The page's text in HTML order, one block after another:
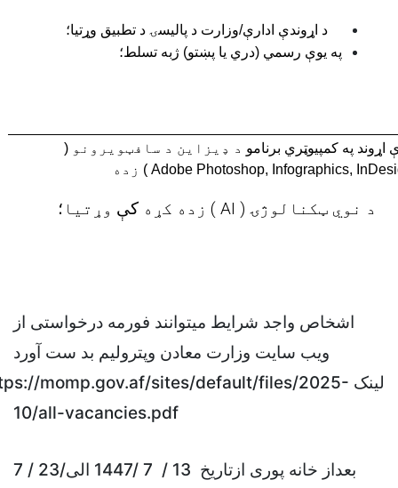
د اړوندې ادارې/وزارت د پالیسۍ د تطبیق وړتیا؛
په یوې رسمي (دري یا پښتو) ژبه تسلط؛
اړوند په کمپیوټري برنامو د ډيزاين د سافټويرونو (
Adobe Photoshop, Infographics, ) زده
د نوي ټکنالوژۍ ( AI ) زده کړه کې وړتیا ؛
اشخاص واجد شرایط میتوانند فورمه درخواستی از
ویب سایت وزارت معادن وپترولیم بد ست آورد
لینک momp.gov.af/sites/default/files/2025-
10/all-vacancies.pdf
بعداز خانه پوری ازتاریخ 13 / 7 /1447 الی/23
/ 7